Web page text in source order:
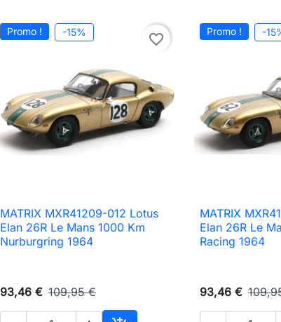
Promo ! -15% favorite_border
 Aperçu rapide
MATRIX MXR41209-012 Lotus
Elan 26R Le Mans 1000 Km
Nurburgring 1964
93,46 € 109,95 €
Promo ! -

MATRIX
Elan 26R Le
Racing 1964
93,46 €